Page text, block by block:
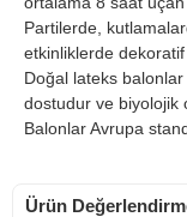
Partilerde,
etkinliklerde dekoratif
Doğal lateks
dostudur ve biyolojik
Balonlar Avrupa
Ürün